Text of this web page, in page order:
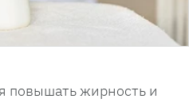
повышать жирность и